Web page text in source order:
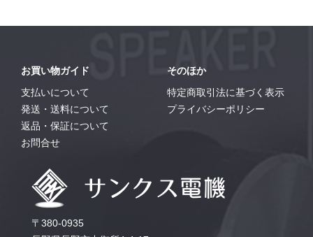
お買い物ガイド
支払いについて
発送・送料について
返品・保証について
お問合せ
そのほか
特定商取引法に基づく表示
プライバシーポリシー
〒380-0935